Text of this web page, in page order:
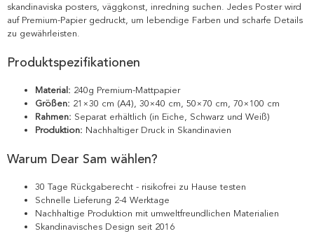
skandinaviska posters, väggkonst, inredning suchen. Jedes Poster wird
auf Premium-Papier gedruckt, um lebendige Farben und scharfe Details
zu gewährleisten.
Produktspezifikationen
Material: 240g Premium-Mattpapier
Größen: 21×30 cm (A4), 30×40 cm, 50×70 cm, 70×100 cm
Rahmen: Separat erhältlich (in Eiche, Schwarz und Weiß)
Produktion: Nachhaltiger Druck in Skandinavien
Warum Dear Sam wählen?
30 Tage Rückgaberecht - risikofrei zu Hause testen
Schnelle Lieferung 2-4 Werktage
Nachhaltige Produktion mit umweltfreundlichen Materialien
Skandinavisches Design seit 2016